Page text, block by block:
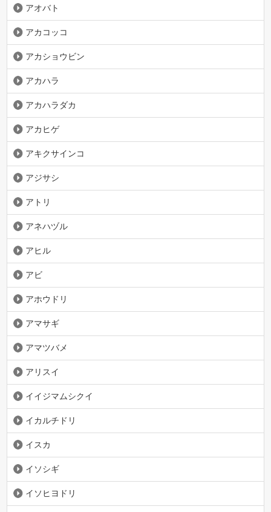
アオバト
アカコッコ
アカショウビン
アカハラ
アカハラダカ
アカヒゲ
アキクサインコ
アジサシ
アトリ
アネハヅル
アヒル
アビ
アホウドリ
アマサギ
アマツバメ
アリスイ
イイジマムシクイ
イカルチドリ
イスカ
イソシギ
イソヒヨドリ